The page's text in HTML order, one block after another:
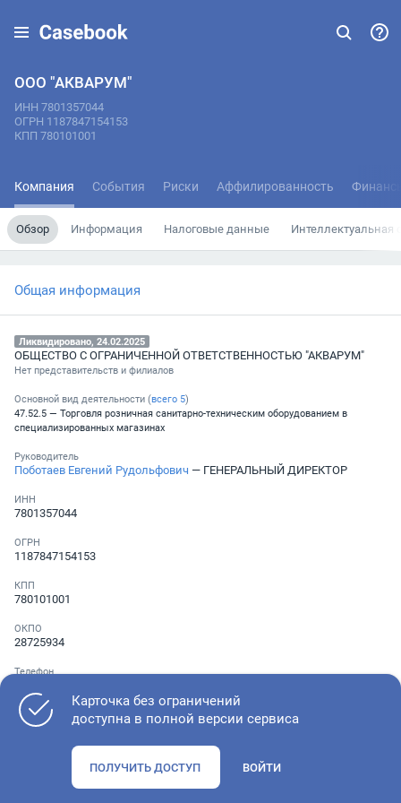
ООО "АКВАРУМ"
ИНН 7801357044
ОГРН 1187847154153
КПП 780101001
Компания События Риски Аффилированность
Обзор Информация Налоговые данные Интеллектуальная
Общая информация
Ликвидировано, 24.02.2025
ОБЩЕСТВО С ОГРАНИЧЕННОЙ ОТВЕТСТВЕННОСТЬЮ "АКВАРУМ"
Нет представительств и филиалов
Основной вид деятельности (всего 5)
47.52.5 — Торговля розничная санитарно-техническим оборудованием в
специализированных магазинах
Руководитель
Поботаев Евгений Рудольфович — ГЕНЕРАЛЬНЫЙ ДИРЕКТОР
ИНН
7801357044
ОГРН
1187847154153
КПП
780101001
ОКПО
28725934
Телефон
Как оценить состояние компании
Карточка без ограничений
доступна в полной версии сервиса
ПОЛУЧИТЬ ДОСТУП ВОЙТИ